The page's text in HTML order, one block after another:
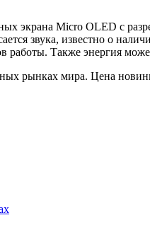
экрана Micro OLED с
звука, известно о
работы. Также энергия
рынках мира. Цена